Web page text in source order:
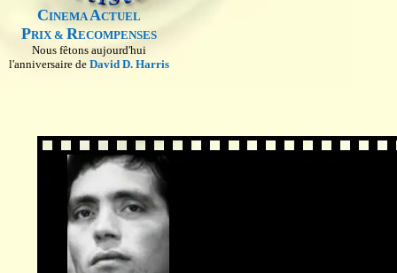
CINEMAACTUEL
PRIX & RECOMPENSES
Nous fêtons aujourd'hui
l'anniversaire de David D. Harris